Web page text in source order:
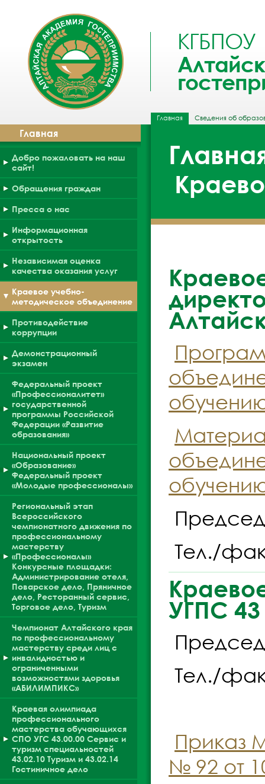
КГБПОУ
Главная Сведения об
Главная
Добро пожаловать на наш
сайт!
Обращения граждан
Пресса о нас
Информационная
открытость
Независимая оценка
качества оказания услуг
Краевое учебно-
методическое объединение
Противодействие
коррупции
Демонстрационный
экзамен
Федеральный проект
«Профессионалитет»
государственной
программы Российской
Федерации «Развитие
образования»
Национальный проект
«Образование»
Федеральный проект
«Молодые профессионалы»
Региональный этап
Всероссийского
чемпионатного движения по
профессиональному
мастерству
«Профессионалы»
Конкурсные площадки:
Администрирование отеля,
Поварское дело, Пряничное
дело, Ресторанный сервис,
Торговое дело, Туризм
Чемпионат Алтайского края
по профессиональному
мастерству среди лиц с
инвалидностью и
ограниченными
возможностями здоровья
«АБИЛИМПИКС»
Краевая олимпиада
профессионального
мастерства обучающихся
СПО УГС 43.00.00 Сервис и
туризм специальностей
43.02.10 Туризм и 43.02.14
Гостиничное дело
Тел./
УГПС
Тел./
Приказ
№ 92 от